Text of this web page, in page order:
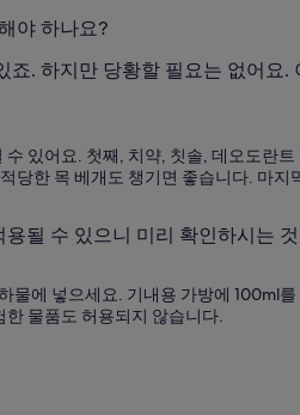
야 하나요?
. 하지만 당황할 필요는 없어
있어요. 첫째, 치약, 칫솔, 데오도란
당한 목 베개도 챙기면 좋습니다. 마
될 수 있으니 미리 확인하시는
물에 넣으세요. 기내용 가방에 100ml
물품도 허용되지 않습니다.